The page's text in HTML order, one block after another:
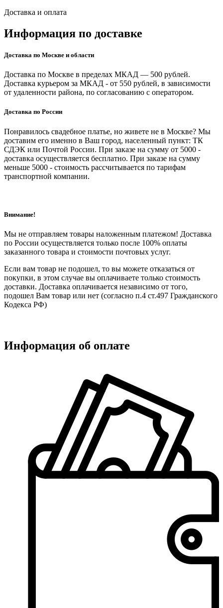
Доставка и оплата
Информация по доставке
Доставка по Москве и области
Доставка по Москве в пределах МКАД — 500 рублей.
Доставка курьером за МКАД - от 550 рублей, в зависимости
от удаленности района, по согласованию с оператором.
Доставка по России
Понравилось свадебное платье, но живете не в Москве? Мы
доставим его именно в Ваш город, населенный пункт: ТК
СДЭК или Почтой России. При заказе на сумму от 5000 -
доставка осуществляется бесплатно. При заказе на сумму
меньше 5000 - стоимость рассчитывается по тарифам
транспортной компании.
Внимание!
Мы не отправляем товары наложенным платежом! Доставка
по России осуществляется только после 100% оплаты
заказанного товара и стоимости почтовых услуг.
Если вам товар не подошел, то вы можете отказаться от
покупки, в этом случае вы оплачиваете только стоимость
доставки. Доставка оплачивается независимо от того,
подошел Вам товар или нет (согласно п.4 ст.497 Гражданского
Кодекса РФ)
Информация об оплате